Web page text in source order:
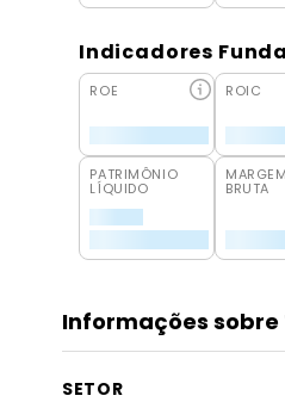
Indicadores
ROE ROIC
PATRIMÔNIO
LÍQUIDO
MARGEM
BRUTA
Informações sobre
SETOR